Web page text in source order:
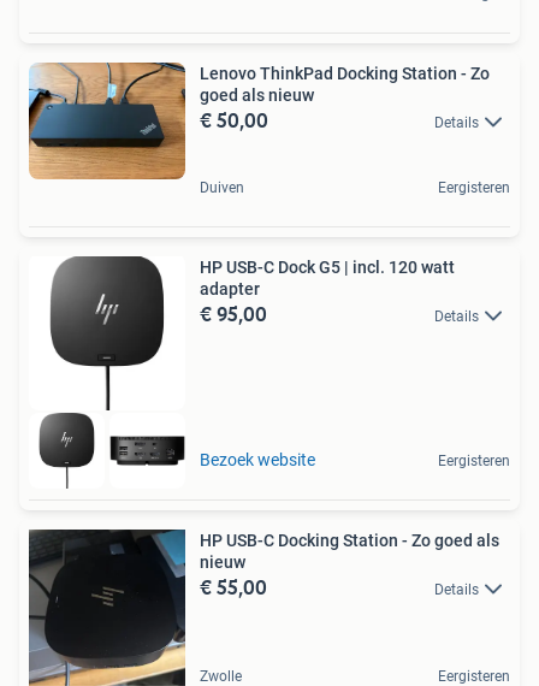
Lenovo ThinkPad Docking Station - Zo
goed als nieuw
€ 50,00 Details
Duiven Eergisteren
HP USB-C Dock G5 | incl. 120 watt
adapter
€ 95,00 Details
Bezoek website Eergisteren
HP USB-C Docking Station - Zo goed als
nieuw
€ 55,00 Details
Zwolle Eergisteren